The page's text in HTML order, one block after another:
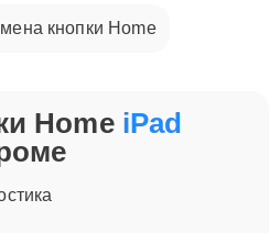
кнопки Home
Home iPad